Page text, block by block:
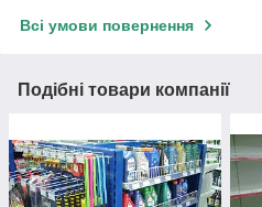
Всі умови повернення
Подібні товари компанії